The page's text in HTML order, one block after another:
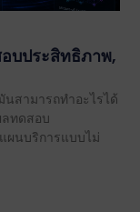
บประสิทธิภาพ,
นสามารถทำอะไรได้
ลทดสอบ
ผนบริการแบบไม่